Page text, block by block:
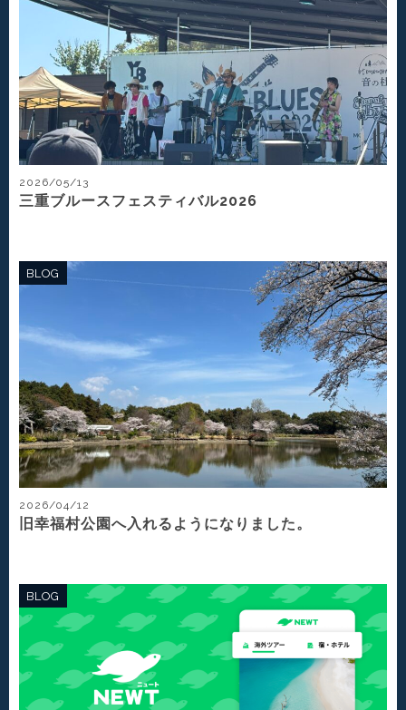
2026/05/13
三重ブルースフェスティバル2026
BLOG
2026/04/12
旧幸福村公園へ入れるようになりました。
BLOG